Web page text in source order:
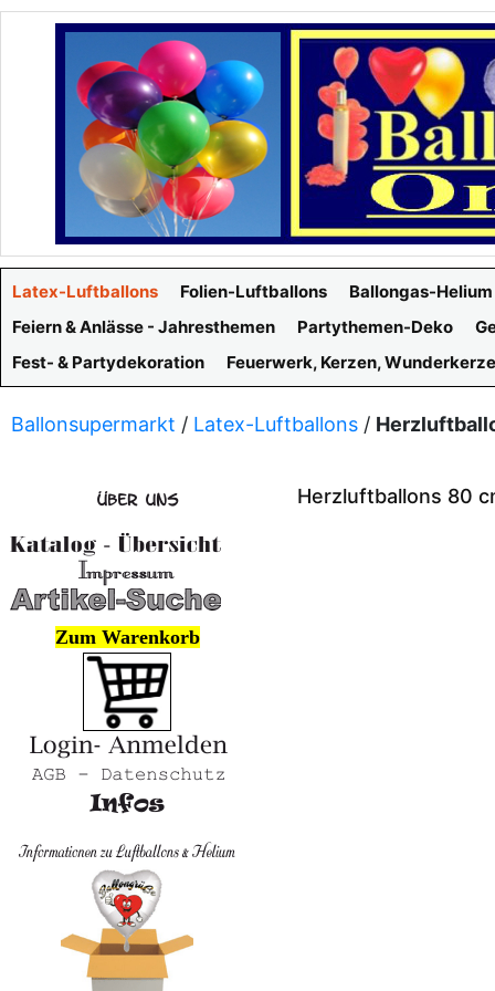
Latex-Luftballons Folien-Luftballons
Ballongas-Helium
Feiern & Anlässe - Jahresthemen
Partythemen-Deko
Fest- & Partydekoration
Feuerwerk, Kerzen,
Ballonsupermarkt / Latex-Luftballons /
Herzluftballons 80
Zum Warenkorb